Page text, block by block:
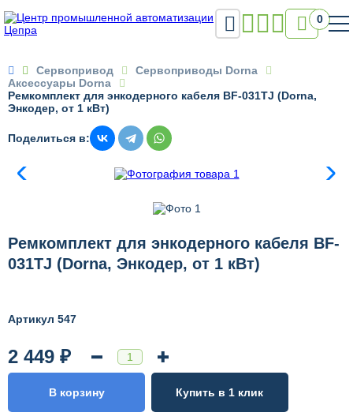
 0
 Сервопривод
Сервоприводы Dorna
Аксессуары Dorna
Ремкомплект для энкодерного кабеля BF-031TJ (Dorna,
Энкодер, от 1 кВт)
Поделиться в:
Ремкомплект для энкодерного кабеля BF-
031TJ (Dorna, Энкодер, от 1 кВт)
Артикул 547
2 449 ₽
В корзину Купить в 1 клик